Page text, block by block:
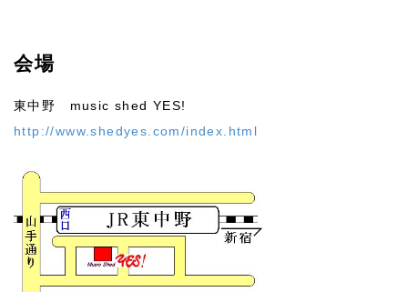
会場
東中野 music shed YES!
http://www.shedyes.com/index.html